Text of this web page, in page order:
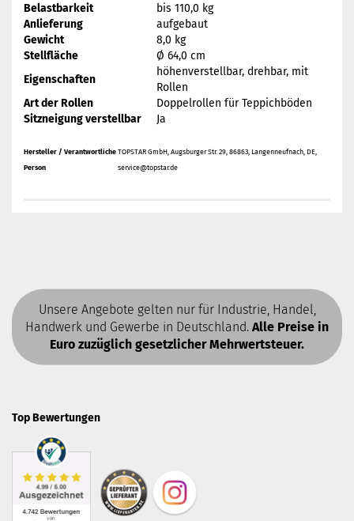
Belastbarkeit
bis 110,0 kg
Anlieferung
aufgebaut
Gewicht
8,0 kg
Stellfläche
Ø 64,0 cm
Eigenschaften
höhenverstellbar, drehbar, mit
Rollen
Art der Rollen
Doppelrollen für Teppichböden
Sitzneigung verstellbar
Ja
Hersteller / Verantwortliche
Person
TOPSTAR GmbH, Augsburger Str. 29, 86863, Langenneufnach, DE,
service@topstar.de
Unsere Angebote gelten nur für Industrie, Handel,
Handwerk und Gewerbe in Deutschland. Alle Preise in
Euro zuzüglich gesetzlicher Mehrwertsteuer.
Top Bewertungen